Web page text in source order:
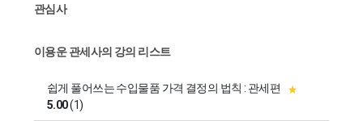
관심사
이용운 관세사의 강의 리스트
쉽게 풀어쓰는 수입물품 가격 결정의 법칙 : 관세편
5.00(1)